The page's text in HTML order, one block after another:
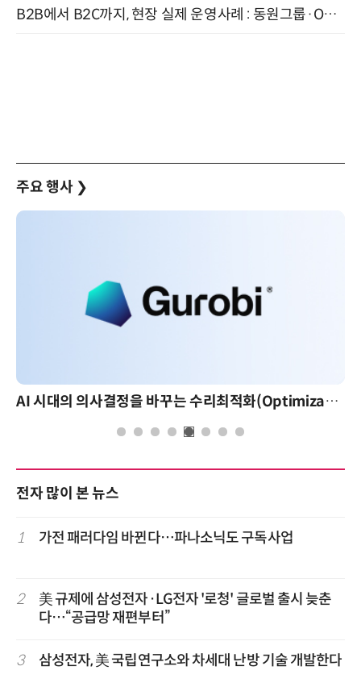
B2B에서 B2C까지, 현장 실제 운영사례 : 동원그룹·OCI·다이닝브랜즈그룹·당근 (8/27)
주요 행사 ❯
AI 시대의 의사결정을 바꾸는 수리최적화(Optimization): 실제 산업 적용 사례와 활용 전략
전자 많이 본 뉴스
1 가전 패러다임 바뀐다…파나소닉도 구독사업
2
美 규제에 삼성전자·LG전자 '로청' 글로벌 출시 늦춘
다…“공급망 재편부터”
3 삼성전자, 美 국립연구소와 차세대 난방 기술 개발한다